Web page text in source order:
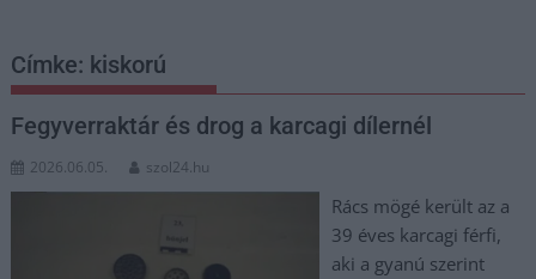
Címke: kiskorú
Fegyverraktár és drog a karcagi dílernél
2026.06.05. szol24.hu
Rács mögé került az a
39 éves karcagi férfi,
aki a gyanú szerint